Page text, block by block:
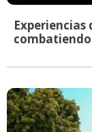
Experiencias